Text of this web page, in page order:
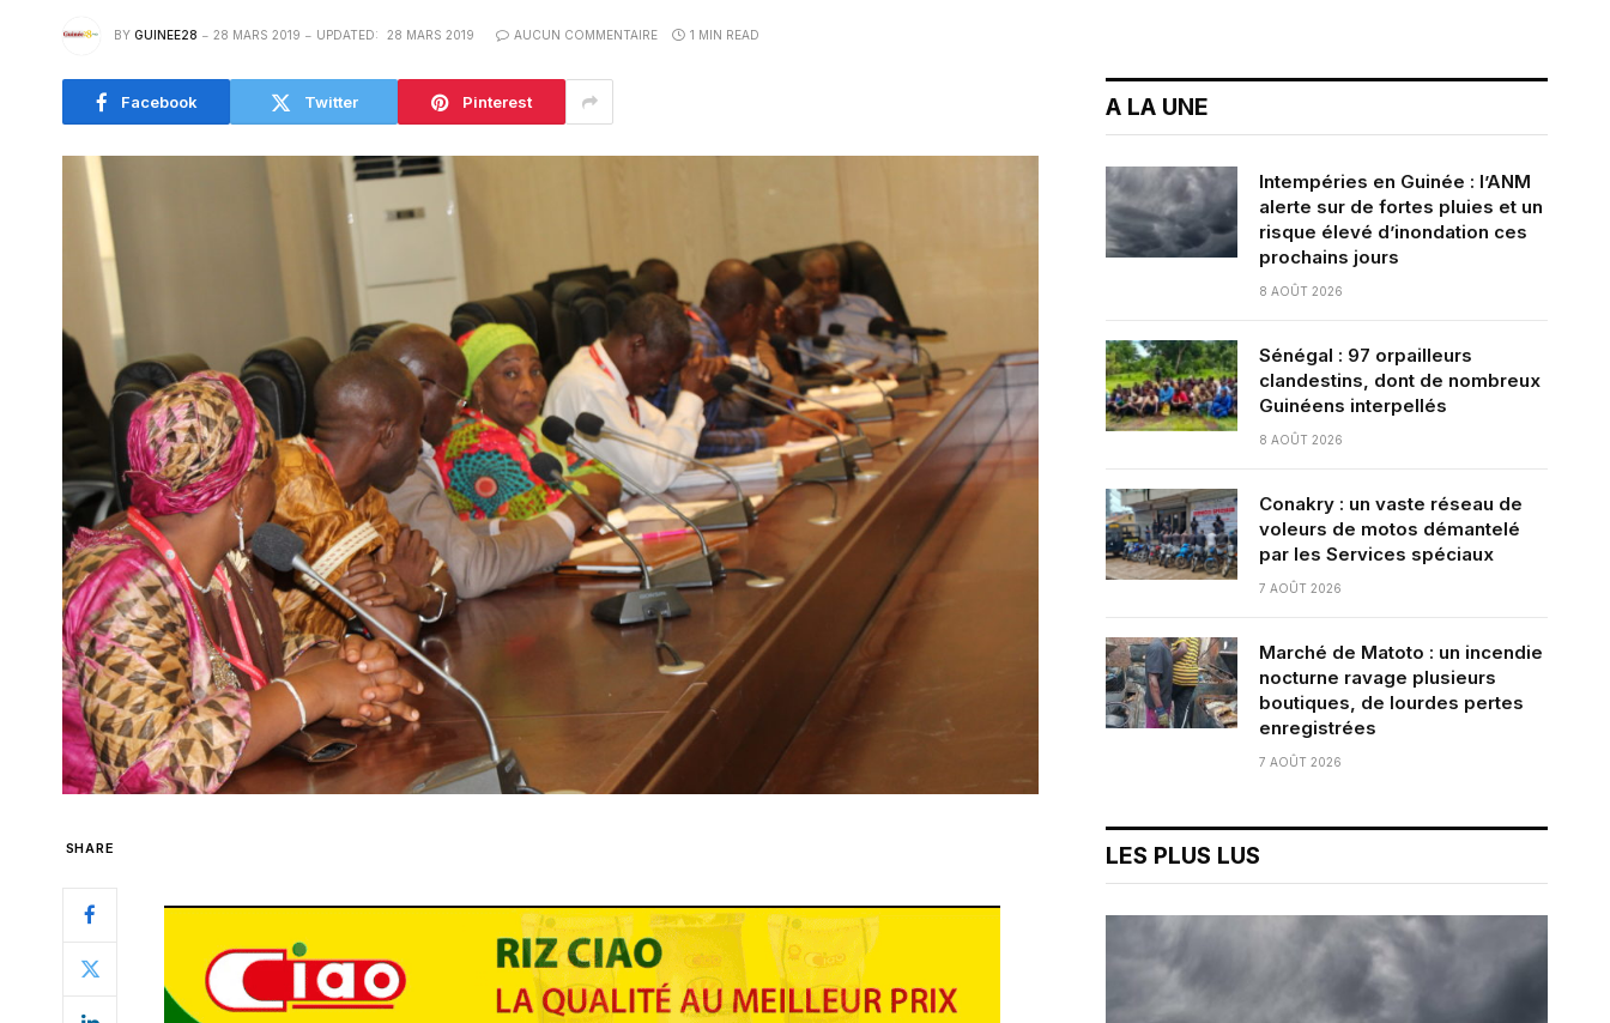
BY GUINEE28 28 MARS 2019 UPDATED: 28 MARS 2019 AUCUN COMMENTAIRE 1 MIN READ
Facebook Twitter Pinterest
SHARE
A LA UNE
Intempéries en Guinée : l’ANM
alerte sur de fortes pluies et un
risque élevé d’inondation ces
prochains jours
8 AOÛT 2026
Sénégal : 97 orpailleurs
clandestins, dont de nombreux
Guinéens interpellés
8 AOÛT 2026
Conakry : un vaste réseau de
voleurs de motos démantelé
par les Services spéciaux
7 AOÛT 2026
Marché de Matoto : un incendie
nocturne ravage plusieurs
boutiques, de lourdes pertes
enregistrées
7 AOÛT 2026
LES PLUS LUS